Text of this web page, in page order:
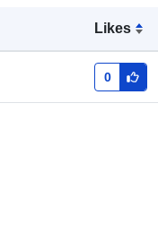
Likes
0
88cbe0f75769
88u/dataset/fr-
srv-c4b89ad8-2b15-
8e85df37d851